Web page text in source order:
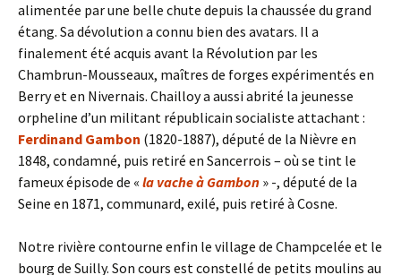
alimentée par une belle chute depuis la chaussée du grand
étang. Sa dévolution a connu bien des avatars. Il a
finalement été acquis avant la Révolution par les
Chambrun-Mousseaux, maîtres de forges expérimentés en
Berry et en Nivernais. Chailloy a aussi abrité la jeunesse
orpheline d’un militant républicain socialiste attachant :
Ferdinand Gambon (1820-1887), député de la Nièvre en
1848, condamné, puis retiré en Sancerrois – où se tint le
fameux épisode de « la vache à Gambon » -, député de la
Seine en 1871, communard, exilé, puis retiré à Cosne.
Notre rivière contourne enfin le village de Champcelée et le
bourg de Suilly. Son cours est constellé de petits moulins au